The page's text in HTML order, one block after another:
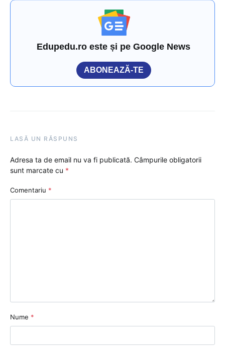
Edupedu.ro este și pe Google News
ABONEAZĂ-TE
LASĂ UN RĂSPUNS
Adresa ta de email nu va fi publicată. Câmpurile obligatorii
sunt marcate cu *
Comentariu *
Nume *